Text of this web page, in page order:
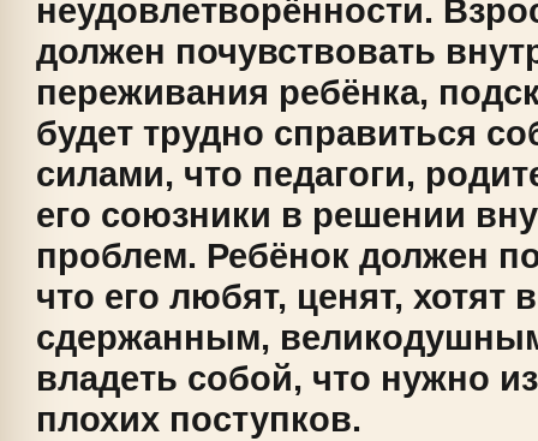
неудовлетворённости.
должен почувствовать
переживания ребёнка,
будет трудно справиться
силами, что педагоги,
его союзники в решении
проблем. Ребёнок должен
что его любят, ценят, хотят
сдержанным,
владеть собой, что нужно
плохих поступков.